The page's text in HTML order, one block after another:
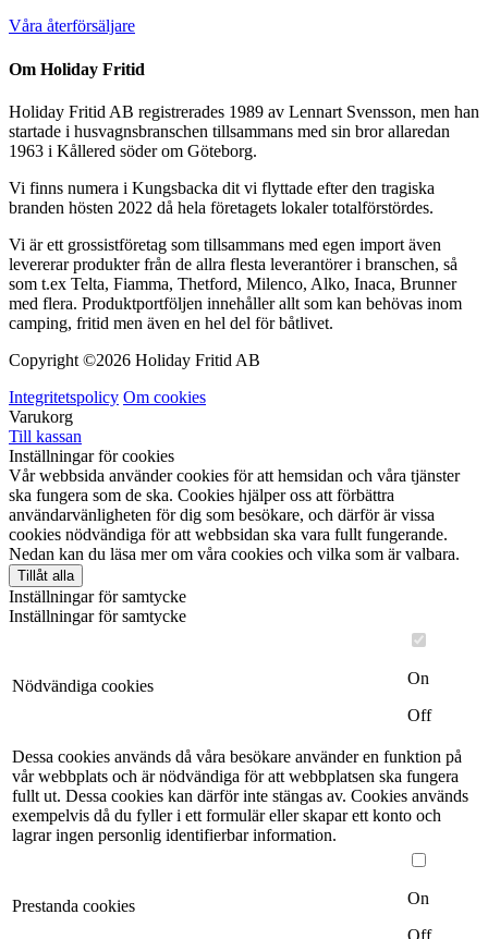
Våra återförsäljare
Om Holiday Fritid
Holiday Fritid AB registrerades 1989 av Lennart Svensson, men han
startade i husvagnsbranschen tillsammans med sin bror allaredan
1963 i Kållered söder om Göteborg.
Vi finns numera i Kungsbacka dit vi flyttade efter den tragiska
branden hösten 2022 då hela företagets lokaler totalförstördes.
Vi är ett grossistföretag som tillsammans med egen import även
levererar produkter från de allra flesta leverantörer i branschen, så
som t.ex Telta, Fiamma, Thetford, Milenco, Alko, Inaca, Brunner
med flera. Produktportföljen innehåller allt som kan behövas inom
camping, fritid men även en hel del för båtlivet.
Copyright ©2026 Holiday Fritid AB
Integritetspolicy Om cookies
Varukorg
Till kassan
Inställningar för cookies
Vår webbsida använder cookies för att hemsidan och våra tjänster
ska fungera som de ska. Cookies hjälper oss att förbättra
användarvänligheten för dig som besökare, och därför är vissa
cookies nödvändiga för att webbsidan ska vara fullt fungerande.
Nedan kan du läsa mer om våra cookies och vilka som är valbara.
Tillåt alla
Inställningar för samtycke
Inställningar för samtycke
Nödvändiga cookies
On
Off
Dessa cookies används då våra besökare använder en funktion på
vår webbplats och är nödvändiga för att webbplatsen ska fungera
fullt ut. Dessa cookies kan därför inte stängas av. Cookies används
exempelvis då du fyller i ett formulär eller skapar ett konto och
lagrar ingen personlig identifierbar information.
Prestanda cookies
On
Off